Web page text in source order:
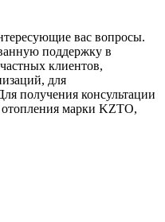
вас вопросы.
поддержку в
клиентов,
для
получения консультации
марки KZTO,